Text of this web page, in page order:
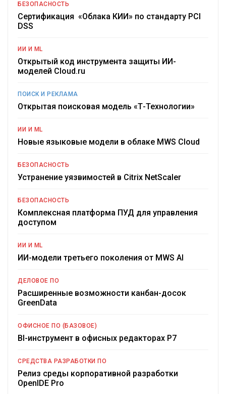
БЕЗОПАСНОСТЬ
Сертификация «Облака КИИ» по стандарту PCI
DSS
ИИ И ML
Открытый код инструмента защиты ИИ-
моделей Cloud.ru
ПОИСК И РЕКЛАМА
Открытая поисковая модель «Т-Технологии»
ИИ И ML
Новые языковые модели в облаке MWS Cloud
БЕЗОПАСНОСТЬ
Устранение уязвимостей в Citrix NetScaler
БЕЗОПАСНОСТЬ
Комплексная платформа ПУД для управления
доступом
ИИ И ML
ИИ-модели третьего поколения от MWS AI
ДЕЛОВОЕ ПО
Расширенные возможности канбан-досок
GreenData
ОФИСНОЕ ПО (БАЗОВОЕ)
BI-инструмент в офисных редакторах Р7
СРЕДСТВА РАЗРАБОТКИ ПО
Релиз среды корпоративной разработки
OpenIDE Pro